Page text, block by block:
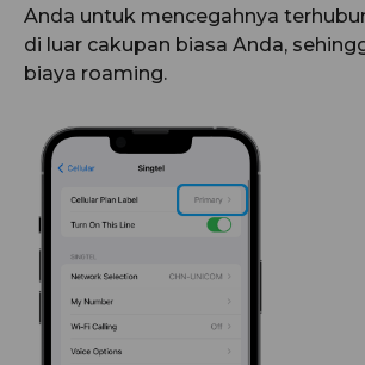
Anda untuk mencegahnya
di luar cakupan biasa Anda,
biaya roaming.